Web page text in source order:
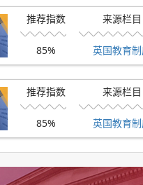
推荐指数
85%
来源栏目
英国教育
推荐指数
85%
来源栏目
英国教育